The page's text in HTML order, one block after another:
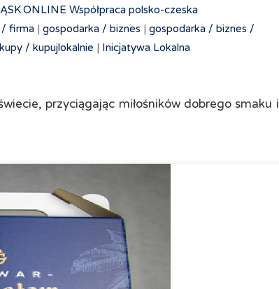
Współpraca polsko-czeska
/ firma | gospodarka / biznes | gospodarka / biznes /
/ kupujlokalnie | Inicjatywa Lokalna
przyciągając miłośników dobrego smaku i